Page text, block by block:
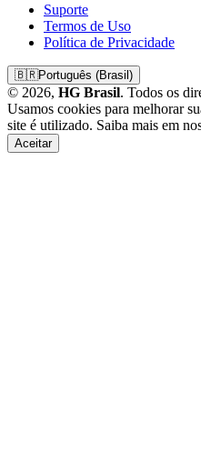
Suporte
Termos de Uso
Política de Privacidade
🇧🇷Português (Brasil)
© 2026, HG Brasil. Todos os
Usamos cookies para melhorar
site é utilizado. Saiba mais em
Aceitar